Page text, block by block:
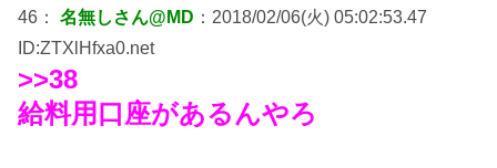
46： 名無しさん@MD ：2018/02/06(火) 05:02:53.47
ID:ZTXlHfxa0.net
>>38
給料用口座があるんやろ